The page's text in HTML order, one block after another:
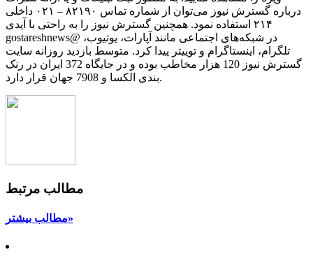
درباره گسترش نیوز می‌توان از شماره تماس ۸۲۱۹۰ – ۰۲۱ داخلی
۲۱۴ استفاده نمود. همچنین گسترش نیوز را به راحتی با آیدی
gostareshnews@ در شبکه‌های اجتماعی مانند آپارات، یوتیوب،
تلگرام، اینستاگرام و توییتر پیدا کرد. متوسط بازدید روزانه سایت
گسترش نیوز 120 هزار مخاطب بوده و در جایگاه 372 ایران در رنک
بندی الکسا و 7908 جهان قرار دارد.
مطالب مرتبط
مطالب بیشتر»